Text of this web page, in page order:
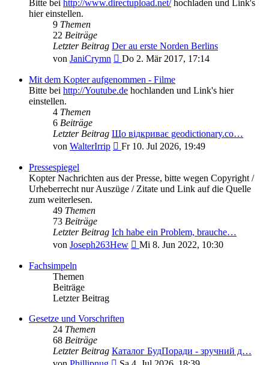
Bitte bei http://www.directupload.net/ hochladen und Link's
hier einstellen.
9 Themen
22 Beiträge
Letzter Beitrag Der au erste Norden Berlins
von JaniCrymn
Neuester
Do 2. Mär 2017, 17:14
Mit dem Kopter aufgenommen - Filme
Bitte bei http://Youtube.de hochlanden und Link's hier
einstellen.
4 Themen
6 Beiträge
Letzter Beitrag Що відкриває geodictionary.co…
von WalterIrrip
Neuester
Fr 10. Jul 2026, 19:49
Pressespiegel
Kopter Nachrichten aus der Presse, bitte wegen Copyright /
Urheberrecht nur Auszüge / Zitate und Link auf die Quelle
zum weiterlesen.
49 Themen
73 Beiträge
Letzter Beitrag Ich habe ein Problem, brauche…
von Joseph263Hew
Neuester
Mi 8. Jun 2022, 10:30
Fachsimpeln
Themen
Beiträge
Letzter Beitrag
Gesetze und Vorschriften
24 Themen
68 Beiträge
Letzter Beitrag Каталог БудПоради - зручний д…
Neuester